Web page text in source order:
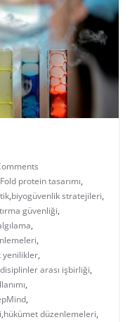
protein tasarımı,
,biyogüvenlik stratejileri,
güvenliği,
,
,
yenilikler,
disiplinler arası işbirliği,
,
,
,hükümet düzenlemeleri,